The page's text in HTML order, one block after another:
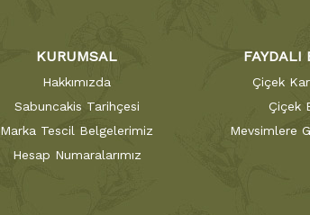
KURUMSAL
Hakkımızda
Sabuncakis Tarihçesi
Marka Tescil Belgelerimiz
Hesap Numaralarımız
FAYDALI
Çiçek
Çiçek
Mevsimlere